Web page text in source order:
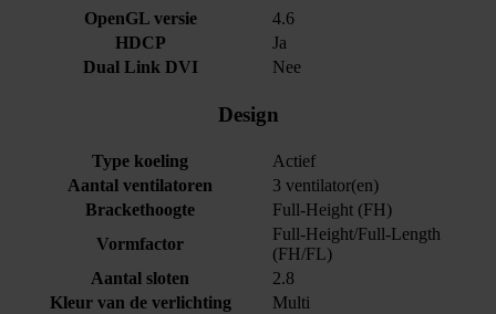
OpenGL versie
4.6
HDCP
Ja
Dual Link DVI
Nee
Design
Type koeling
Actief
Aantal ventilatoren
3 ventilator(en)
Brackethoogte
Full-Height (FH)
Vormfactor
Full-Height/Full-Length
(FH/FL)
Aantal sloten
2.8
Kleur van de verlichting
Multi